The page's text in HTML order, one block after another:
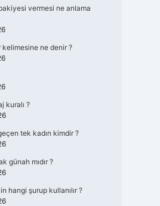
vermesi ne anlama
kelimesine ne denir ?
kuralı ?
tek kadın kimdir ?
günah mıdır ?
hangi şurup kullanılır ?